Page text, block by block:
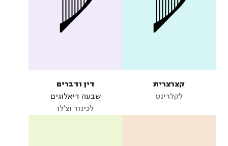
קצרצרית
לקלרינט
דין ודברים
שבעה דיאלוגים
לכינור וצ'לו